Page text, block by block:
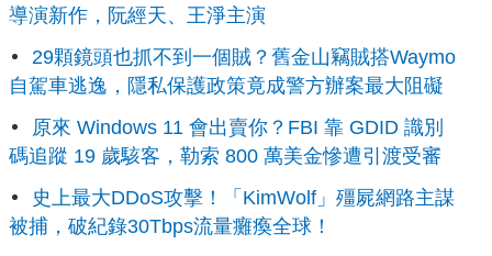
導演新作，阮經天、王淨主演
29顆鏡頭也抓不到一個賊？舊金山竊賊搭Waymo
自駕車逃逸，隱私保護政策竟成警方辦案最大阻礙
原來 Windows 11 會出賣你？FBI 靠 GDID 識別
碼追蹤 19 歲駭客，勒索 800 萬美金慘遭引渡受審
史上最大DDoS攻擊！「KimWolf」殭屍網路主謀
被捕，破紀錄30Tbps流量癱瘓全球！